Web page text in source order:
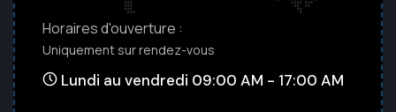
Horaires d'ouverture :
Uniquement sur rendez-vous
Lundi au vendredi 09:00 AM - 17:00 AM